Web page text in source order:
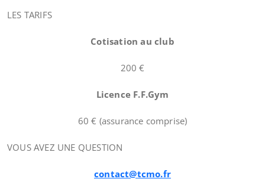
LES TARIFS
Cotisation au club
200 €
Licence F.F.Gym
60 € (assurance comprise)
VOUS AVEZ UNE QUESTION
contact@tcmo.fr